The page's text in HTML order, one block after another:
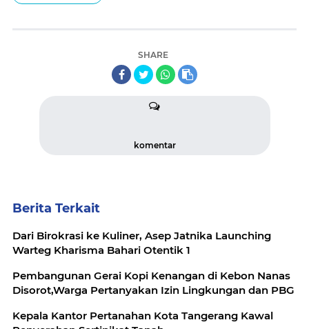
SHARE
komentar
Berita Terkait
Dari Birokrasi ke Kuliner, Asep Jatnika Launching
Warteg Kharisma Bahari Otentik 1
Pembangunan Gerai Kopi Kenangan di Kebon Nanas
Disorot,Warga Pertanyakan Izin Lingkungan dan PBG
Kepala Kantor Pertanahan Kota Tangerang Kawal